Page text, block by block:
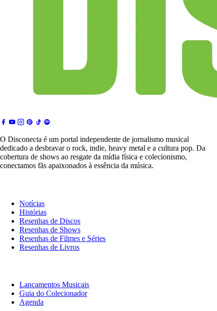
O Disconecta é um portal independente de jornalismo musical
dedicado a desbravar o rock, indie, heavy metal e a cultura pop. Da
cobertura de shows ao resgate da mídia física e colecionismo,
conectamos fãs apaixonados à essência da música.
Notícias
Histórias
Resenhas de Discos
Resenhas de Shows
Resenhas de Filmes e Séries
Resenhas de Livros
Lançamentos Musicais
Guia do Colecionador
Agenda